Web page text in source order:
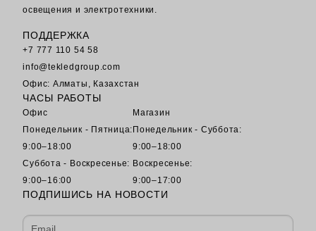
освещения и электротехники.
ПОДДЕРЖКА
+7 777 110 54 58
info@tekledgroup.com
Офис: Алматы, Казахстан
ЧАСЫ РАБОТЫ
Офис
Понедельник - Пятница:
9:00–18:00
Суббота - Воскресенье:
9:00–16:00
Магазин
Понедельник - Суббота:
9:00–18:00
Воскресенье:
9:00–17:00
ПОДПИШИСЬ НА НОВОСТИ